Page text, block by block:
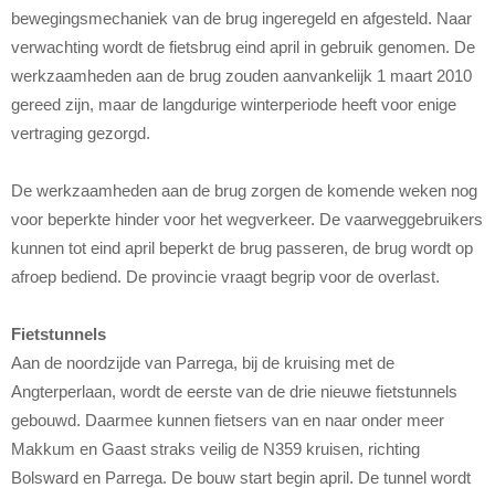
bewegingsmechaniek van de brug ingeregeld en afgesteld. Naar
verwachting wordt de fietsbrug eind april in gebruik genomen. De
werkzaamheden aan de brug zouden aanvankelijk 1 maart 2010
gereed zijn, maar de langdurige winterperiode heeft voor enige
vertraging gezorgd.
De werkzaamheden aan de brug zorgen de komende weken nog
voor beperkte hinder voor het wegverkeer. De vaarweggebruikers
kunnen tot eind april beperkt de brug passeren, de brug wordt op
afroep bediend. De provincie vraagt begrip voor de overlast.
Fietstunnels
Aan de noordzijde van Parrega, bij de kruising met de
Angterperlaan, wordt de eerste van de drie nieuwe fietstunnels
gebouwd. Daarmee kunnen fietsers van en naar onder meer
Makkum en Gaast straks veilig de N359 kruisen, richting
Bolsward en Parrega. De bouw start begin april. De tunnel wordt